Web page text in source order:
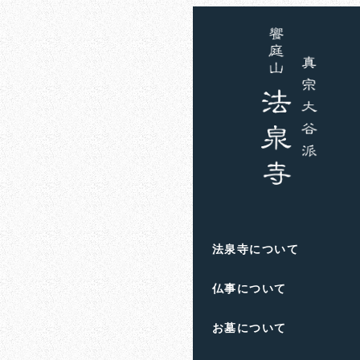
法泉寺について
仏事について
お墓について
お知らせ
大高源吾